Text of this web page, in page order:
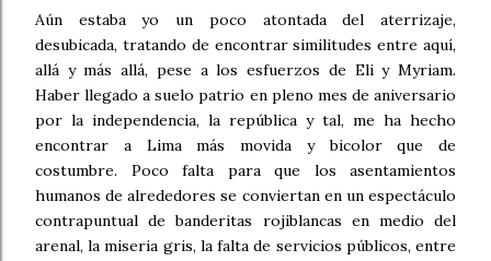
Aún estaba yo un poco atontada del aterrizaje,
desubicada, tratando de encontrar similitudes entre aquí,
allá y más allá, pese a los esfuerzos de Eli y Myriam.
Haber llegado a suelo patrio en pleno mes de aniversario
por la independencia, la república y tal, me ha hecho
encontrar a Lima más movida y bicolor que de
costumbre. Poco falta para que los asentamientos
humanos de alrededores se conviertan en un espectáculo
contrapuntual de banderitas rojiblancas en medio del
arenal, la miseria gris, la falta de servicios públicos, entre